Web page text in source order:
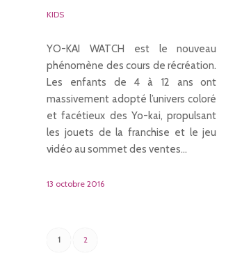
KIDS
YO-KAI WATCH est le nouveau
phénomène des cours de récréation.
Les enfants de 4 à 12 ans ont
massivement adopté l’univers coloré
et facétieux des Yo-kai, propulsant
les jouets de la franchise et le jeu
vidéo au sommet des ventes…
13 octobre 2016
1 2